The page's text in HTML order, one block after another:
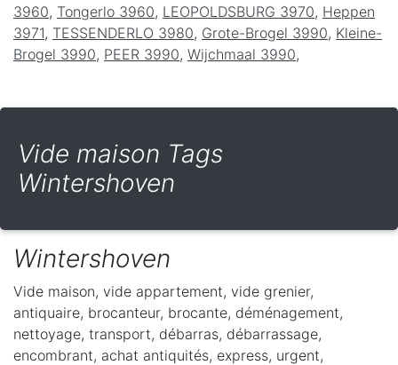
3960, Tongerlo 3960, LEOPOLDSBURG 3970, Heppen
3971, TESSENDERLO 3980, Grote-Brogel 3990, Kleine-
Brogel 3990, PEER 3990, Wijchmaal 3990,
Vide maison Tags
Wintershoven
Wintershoven
Vide maison, vide appartement, vide grenier,
antiquaire, brocanteur, brocante, déménagement,
nettoyage, transport, débarras, débarrassage,
encombrant, achat antiquités, express, urgent,